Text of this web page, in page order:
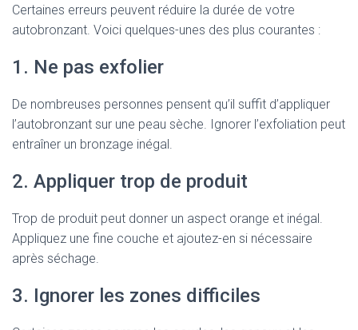
Certaines erreurs peuvent réduire la durée de votre
autobronzant. Voici quelques-unes des plus courantes :
1. Ne pas exfolier
De nombreuses personnes pensent qu’il suffit d’appliquer
l’autobronzant sur une peau sèche. Ignorer l’exfoliation peut
entraîner un bronzage inégal.
2. Appliquer trop de produit
Trop de produit peut donner un aspect orange et inégal.
Appliquez une fine couche et ajoutez-en si nécessaire
après séchage.
3. Ignorer les zones difficiles